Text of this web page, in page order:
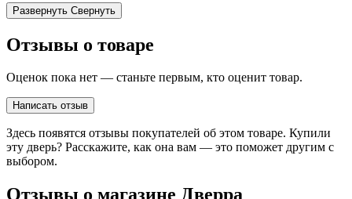
Развернуть Свернуть
Отзывы о товаре
Оценок пока нет — станьте первым, кто оценит товар.
Написать отзыв
Здесь появятся отзывы покупателей об этом товаре. Купили
эту дверь? Расскажите, как она вам — это поможет другим с
выбором.
Отзывы о магазине Дверра